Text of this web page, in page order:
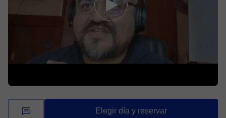
282 clases
Elegir día y reservar